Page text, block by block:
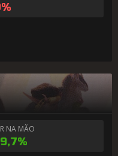
NA MÃO